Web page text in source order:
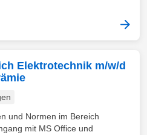
Elektrotechnik m/w/d
und Normen im Bereich
mit MS Office und